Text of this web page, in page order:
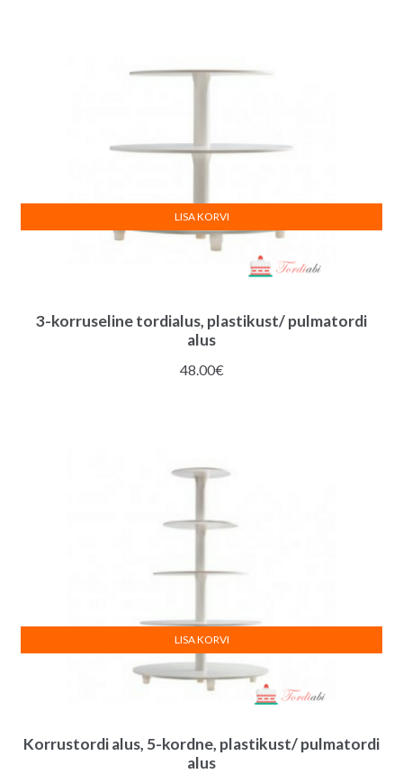
3-korruseline tordialus, plastikust/ pulmatordi
alus
48.00€
LISA KORVI
Korrustordi alus, 5-kordne, plastikust/ pulmatordi
alus
LISA KORVI